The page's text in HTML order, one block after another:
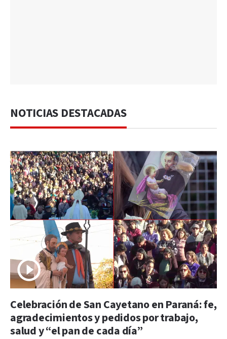
NOTICIAS DESTACADAS
Celebración de San Cayetano en Paraná: fe,
agradecimientos y pedidos por trabajo,
salud y “el pan de cada día”